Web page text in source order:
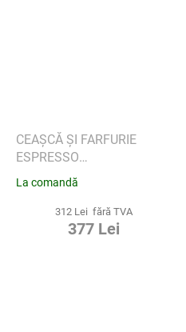
CEAȘCĂ ȘI FARFURIE
ESPRESSO
MANUFACTURE ROCK -
VILLEROY & BOCH
La comandă
312 Lei fără TVA
377 Lei